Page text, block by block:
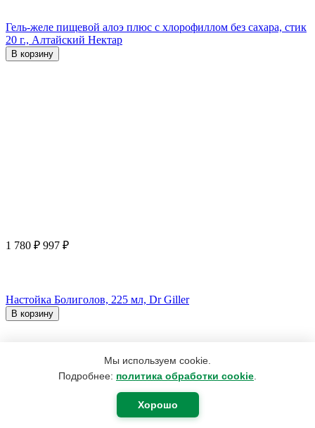
Мы используем cookie.
Подробнее: политика обработки cookie
Хорошо
Гель-желе пищевой алоэ плюс с хлорофиллом без сахара, стик
20 г., Алтайский Нектар
В корзину
1 780 ₽ 997 ₽
Настойка Болиголов, 225 мл, Dr Giller
В корзину